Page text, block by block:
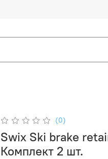
(0)
Swix Ski brake
Комплект 2 шт.